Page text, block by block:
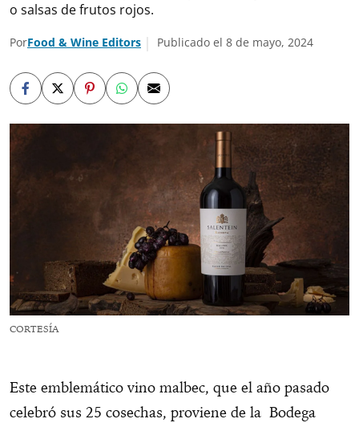
o salsas de frutos rojos.
PorFood & Wine Editors Publicado el 8 de mayo, 2024
CORTESÍA
Este emblemático vino malbec, que el año pasado
celebró sus 25 cosechas, proviene de la Bodega